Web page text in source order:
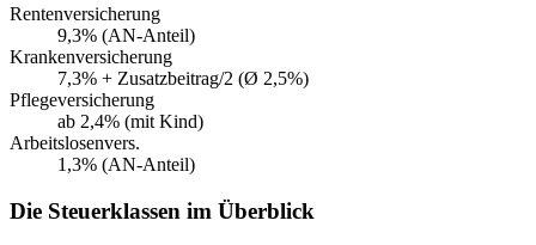
Rentenversicherung
9,3% (AN-Anteil)
Krankenversicherung
7,3% + Zusatzbeitrag/2 (Ø 2,5%)
Pflegeversicherung
ab 2,4% (mit Kind)
Arbeitslosenvers.
1,3% (AN-Anteil)
Die Steuerklassen im Überblick